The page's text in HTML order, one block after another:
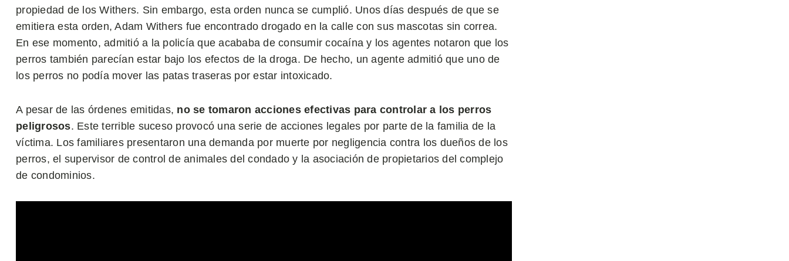
propiedad de los Withers. Sin embargo, esta orden nunca se cumplió. Unos días después de que se
emitiera esta orden, Adam Withers fue encontrado drogado en la calle con sus mascotas sin correa.
En ese momento, admitió a la policía que acababa de consumir cocaína y los agentes notaron que los
perros también parecían estar bajo los efectos de la droga. De hecho, un agente admitió que uno de
los perros no podía mover las patas traseras por estar intoxicado.
A pesar de las órdenes emitidas, no se tomaron acciones efectivas para controlar a los perros
peligrosos. Este terrible suceso provocó una serie de acciones legales por parte de la familia de la
víctima. Los familiares presentaron una demanda por muerte por negligencia contra los dueños de los
perros, el supervisor de control de animales del condado y la asociación de propietarios del complejo
de condominios.